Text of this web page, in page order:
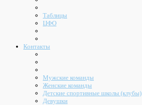
Таблицы
ЦФО
Контакты
Мужские команды
Женские команды
Детские спортивные школы (клубы)
Девушки